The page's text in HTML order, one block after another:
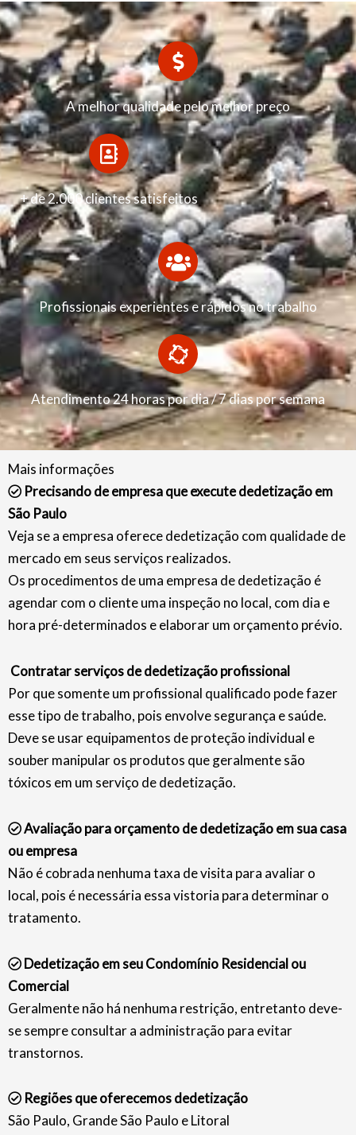
A melhor qualidade pelo melhor preço
+ de 2.000 clientes satisfeitos
Profissionais experientes e rápidos no trabalho
Atendimento 24 horas por dia / 7 dias por semana
Mais informações
Precisando de empresa que execute dedetização em
São Paulo
Veja se a empresa oferece dedetização com qualidade de
mercado em seus serviços realizados.
Os procedimentos de uma empresa de dedetização é
agendar com o cliente uma inspeção no local, com dia e
hora pré-determinados e elaborar um orçamento prévio.
Contratar serviços de dedetização profissional
Por que somente um profissional qualificado pode fazer
esse tipo de trabalho, pois envolve segurança e saúde.
Deve se usar equipamentos de proteção individual e
souber manipular os produtos que geralmente são
tóxicos em um serviço de dedetização.
Avaliação para orçamento de dedetização em sua casa
ou empresa
Não é cobrada nenhuma taxa de visita para avaliar o
local, pois é necessária essa vistoria para determinar o
tratamento.
Dedetização em seu Condomínio Residencial ou
Comercial
Geralmente não há nenhuma restrição, entretanto deve-
se sempre consultar a administração para evitar
transtornos.
Regiões que oferecemos dedetização
São Paulo, Grande São Paulo e Litoral